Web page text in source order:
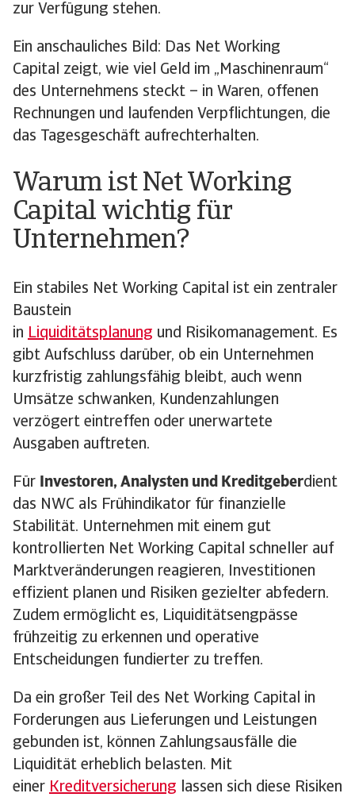
zur Verfügung stehen.
Ein anschauliches Bild: Das Net Working
Capital zeigt, wie viel Geld im „Maschinenraum“
des Unternehmens steckt – in Waren, offenen
Rechnungen und laufenden Verpflichtungen, die
das Tagesgeschäft aufrechterhalten.
Warum ist Net Working
Capital wichtig für
Unternehmen?
Ein stabiles Net Working Capital ist ein zentraler
Baustein
in Liquiditätsplanung und Risikomanagement. Es
gibt Aufschluss darüber, ob ein Unternehmen
kurzfristig zahlungsfähig bleibt, auch wenn
Umsätze schwanken, Kundenzahlungen
verzögert eintreffen oder unerwartete
Ausgaben auftreten.
Für Investoren, Analysten und Kreditgeberdient
das NWC als Frühindikator für finanzielle
Stabilität. Unternehmen mit einem gut
kontrollierten Net Working Capital schneller auf
Marktveränderungen reagieren, Investitionen
effizient planen und Risiken gezielter abfedern.
Zudem ermöglicht es, Liquiditätsengpässe
frühzeitig zu erkennen und operative
Entscheidungen fundierter zu treffen.
Da ein großer Teil des Net Working Capital in
Forderungen aus Lieferungen und Leistungen
gebunden ist, können Zahlungsausfälle die
Liquidität erheblich belasten. Mit
einer Kreditversicherung lassen sich diese Risiken